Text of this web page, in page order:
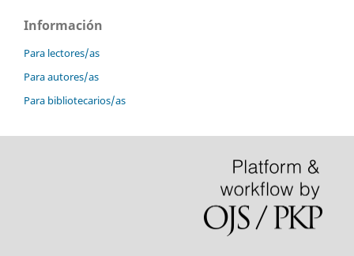
Información
Para lectores/as
Para autores/as
Para bibliotecarios/as